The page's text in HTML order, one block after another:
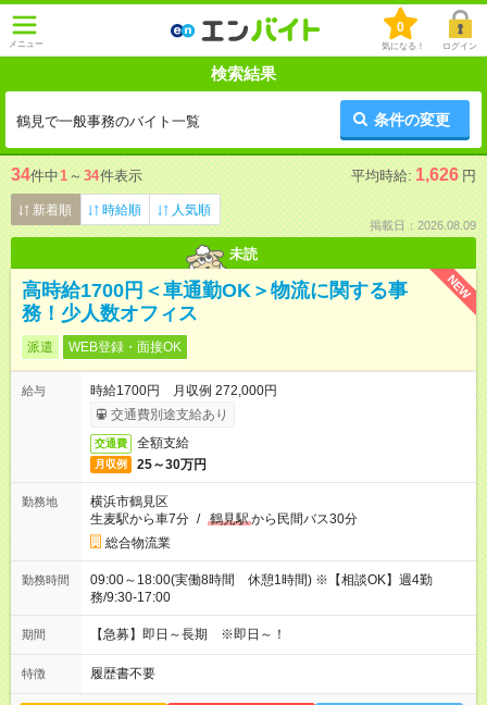
メニュー
0
気になる！ ログイン
検索結果
鶴見で一般事務のバイト一覧 条件の変更
34件中1 ～ 34件表示 平均時給: 1,626 円
新着順 時給順 人気順
掲載日：2026.08.09
未読
NEW
高時給1700円＜車通勤OK＞物流に関する事
務！少人数オフィス
派遣 WEB登録・面接OK
給与
時給1700円 月収例 272,000円
交通費別途支給あり
交通費 全額支給
月収例 25～30万円
勤務地
横浜市鶴見区
生麦駅から車7分 / 鶴見駅から民間バス30分
総合物流業
勤務時間
09:00～18:00(実働8時間 休憩1時間) ※【相談OK】週4勤
務/9:30‐17:00
期間 【急募】即日～長期 ※即日～！
特徴 履歴書不要